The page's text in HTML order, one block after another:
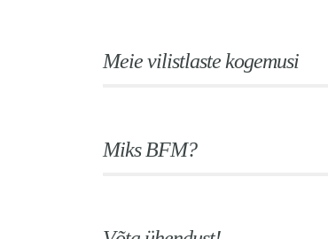
Meie vilistlaste kogemusi
Miks BFM?